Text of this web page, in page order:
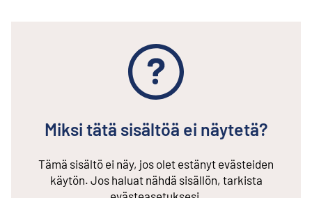
Miksi tätä sisältöä ei näytetä?
Tämä sisältö ei näy, jos olet estänyt evästeiden
käytön. Jos haluat nähdä sisällön, tarkista